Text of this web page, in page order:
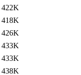
422K
418K
426K
433K
433K
438K